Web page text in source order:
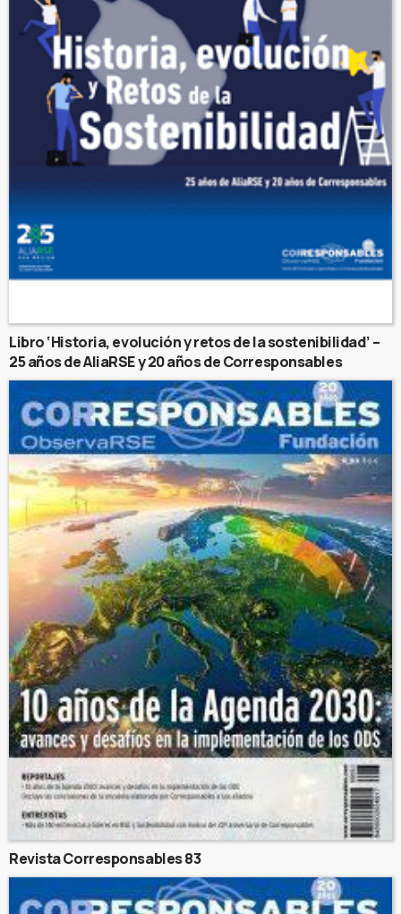
Libro ‘Historia, evolución y retos de la sostenibilidad’ –
25 años de AliaRSE y 20 años de Corresponsables
Revista Corresponsables 83